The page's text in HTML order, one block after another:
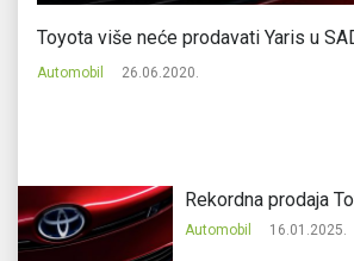
Toyota više neće prodavati Yaris u
Automobil 26.06.2020.
Rekordna prodaja
Automobil 16.01.2025.